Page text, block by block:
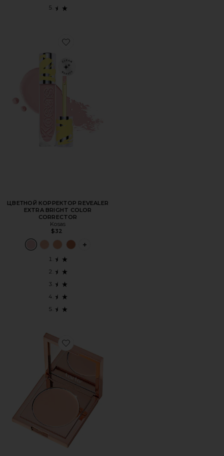
Favorite ЦВЕТНОЙ КОРРЕКТОР REVEALER EXTRA
ЦВЕТНОЙ КОРРЕКТОР REVEALER
EXTRA BRIGHT COLOR
CORRECTOR
Kosas
$32
PLUS ICON TO SEE MORE OPTIONS FOR
Favorite ЦВЕТНОЙ КОРРЕКТОР CC UNDEREYE